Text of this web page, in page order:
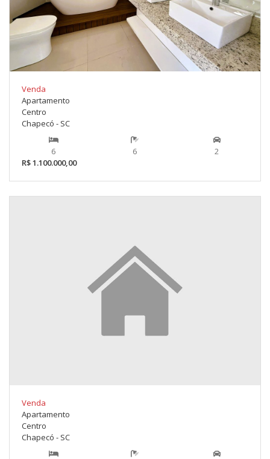
Venda
Apartamento
Centro
Chapecó - SC
6 6
2
R$ 1.100.000,00
Venda
Apartamento
Centro
Chapecó - SC